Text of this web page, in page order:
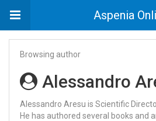
Aspenia
Browsing author
Alessandro
Alessandro Aresu is Scientific
He has authored several books and